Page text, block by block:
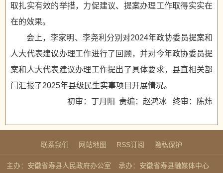
取扎实有效的举措，力促建议、提案办理工作取得实实在
在的效果。
会上，李家明、李尧利分别对2024年政协委员提案和
人大代表建议办理工作进行了回顾，并对今年政协委员提
案和人大代表建议办理工作提出了具体要求，县直相关部
门汇报了2025年县级民生实事项目开展情况。
初审：丁月阳 责编：赵鸿冰 终审：陈炜
联系我们 网站地图 RSS订阅 隐私保护
主办：安徽省寿县人民政府办公室
承办：安徽省寿县融媒体中心